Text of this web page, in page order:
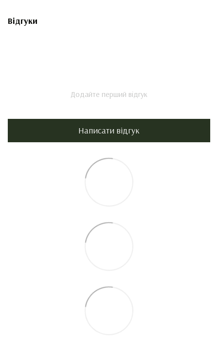
Відгуки
Додайте перший відгук
Написати відгук